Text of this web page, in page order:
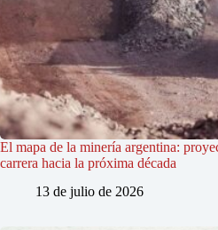
El mapa de la minería argentina:
carrera hacia la próxima década
13 de julio de 2026